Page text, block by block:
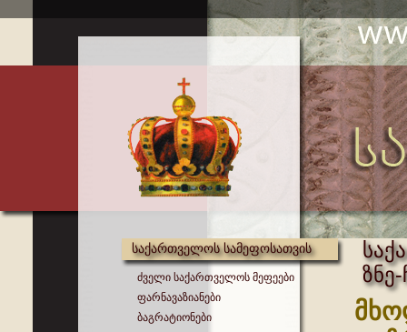
საქართველოს სამეფოსათვის
ძველი საქართველოს მეფეები
ფარნავაზიანები
ბაგრატიონები